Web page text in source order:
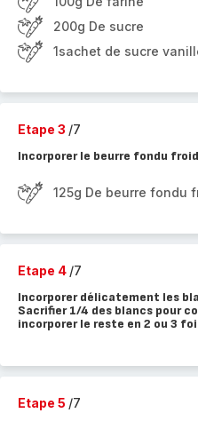
200g De sucre
1sachet de sucre
Etape 3 /7
Incorporer le beurre fondu
125g De beurre fondu
Etape 4 /7
Incorporer délicatement les
Sacrifier 1/4 des blancs pour
incorporer le reste en 2 ou 3
Etape 5 /7